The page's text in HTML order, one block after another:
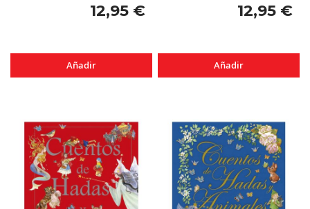
12,95 €
Añadir
12,95 €
Añadir